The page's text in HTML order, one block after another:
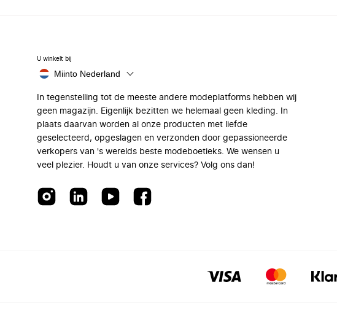
U winkelt bij
Miinto Nederland
In tegenstelling tot de meeste andere modeplatforms hebben wij
geen magazijn. Eigenlijk bezitten we helemaal geen kleding. In
plaats daarvan worden al onze producten met liefde
geselecteerd, opgeslagen en verzonden door gepassioneerde
verkopers van 's werelds beste modeboetieks. We wensen u
veel plezier. Houdt u van onze services? Volg ons dan!